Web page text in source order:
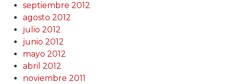
septiembre 2012
agosto 2012
julio 2012
junio 2012
mayo 2012
abril 2012
noviembre 2011